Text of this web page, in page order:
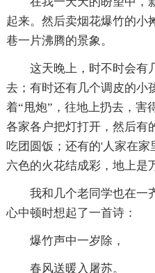
起来。然后卖烟花爆竹的小
巷一片沸腾的景象。
这天晚上，时不时会有
去；有时还有几个调皮的小
着“甩炮”，往地上扔去，害
各家各户把灯打开，然后有
吃团圆饭；还有的'人家在
六色的火花结成彩，地上是
我和几个老同学也在一
心中顿时想起了一首诗：
爆竹声中一岁除，
春风送暖入屠苏。